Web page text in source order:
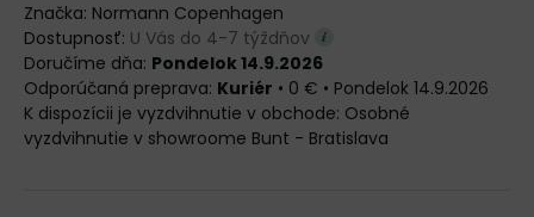
Značka: Normann Copenhagen
Dostupnosť: U Vás do 4-7 týždňov
Doručíme dňa: Pondelok 14.9.2026
Kuriér • 0 € • Pondelok 14.9.2026
Osobné
vyzdvihnutie v showroome Bunt - Bratislava